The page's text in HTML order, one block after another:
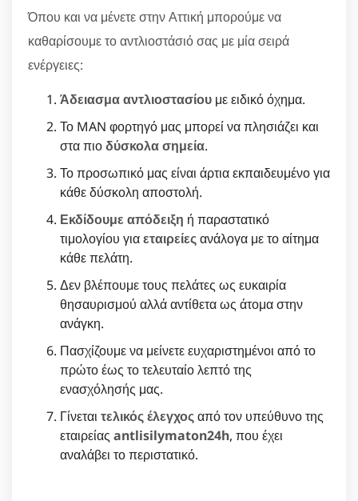
Όπου και να μένετε στην Αττική μπορούμε να
καθαρίσουμε το αντλιοστάσιό σας με μία σειρά
ενέργειες:
Άδειασμα αντλιοστασίου με ειδικό όχημα.
Το MAN φορτηγό μας μπορεί να πλησιάζει και
στα πιοδύσκολα σημεία.
Το προσωπικό μας είναι άρτια εκπαιδευμένο για
κάθε δύσκολη αποστολή.
Εκδίδουμε απόδειξη ή παραστατικό
τιμολογίου γιαεταιρείεςανάλογα με το αίτημα
κάθε πελάτη.
Δεν βλέπουμε τους πελάτες ως ευκαιρία
θησαυρισμού αλλά αντίθετα ως άτομα στην
ανάγκη.
Πασχίζουμε να μείνετε ευχαριστημένοι από το
πρώτο έως το τελευταίο λεπτό της
ενασχόλησής μας.
Γίνεται τελικός έλεγχοςαπό τον υπεύθυνο της
εταιρείας antlisilymaton24h, που έχει
αναλάβει το περιστατικό.